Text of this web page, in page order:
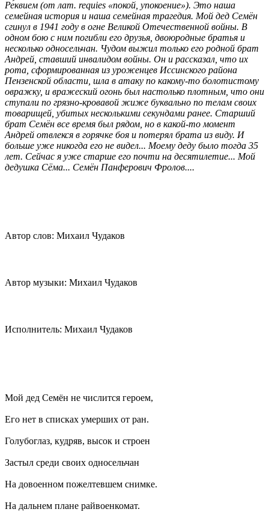
Ре́квием (от лат. requies «покой, упокоение»). Это наша
семейная история и наша семейная трагедия. Мой дед Семён
сгинул в 1941 году в огне Великой Отечественной войны. В
одном бою с ним погибли его друзья, двоюродные братья и
несколько односельчан. Чудом выжил только его родной брат
Андрей, ставший инвалидом войны. Он и рассказал, что их
рота, сформированная из уроженцев Иссинского района
Пензенской области, шла в атаку по какому-то болотистому
овражку, и вражеский огонь был настолько плотным, что они
ступали по грязно-кровавой жиже буквально по телам своих
товарищей, убитых несколькими секундами ранее. Старший
брат Семён все время был рядом, но в какой-то момент
Андрей отвлекся в горячке боя и потерял брата из виду. И
больше уже никогда его не видел... Моему деду было тогда 35
лет. Сейчас я уже старше его почти на десятилетие... Мой
дедушка Сёма... Семён Панферович Фролов....
Автор слов: Михаил Чудаков
Автор музыки: Михаил Чудаков
Исполнитель: Михаил Чудаков
Мой дед Семён не числится героем,
Его нет в списках умерших от ран.
Голубоглаз, кудряв, высок и строен
Застыл среди своих односельчан
На довоенном пожелтевшем снимке.
На дальнем плане райвоенкомат.